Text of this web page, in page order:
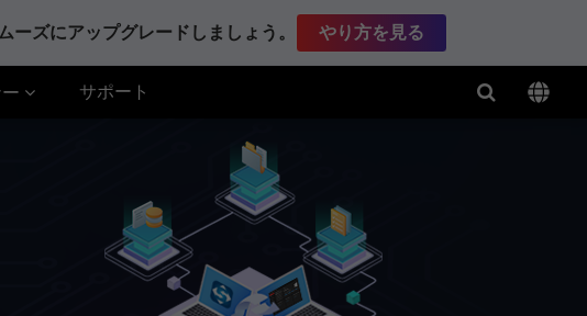
ズにアップグレードしましょう。 やり方を見る
サポート